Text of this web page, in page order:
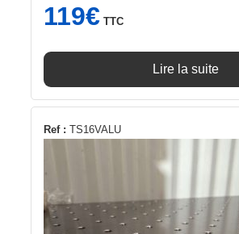
119€ TTC
Lire la suite
Ref : TS16VALU